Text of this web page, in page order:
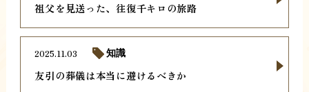
祖父を見送った、往復千キロの旅路
友引の葬儀は本当に避けるべきか
2025.11.03 知識